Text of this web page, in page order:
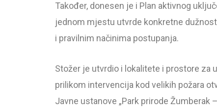
Također, donesen je i Plan aktivnog
jednom mjestu utvrde konkretne
i pravilnim načinima postupanja.
Stožer je utvrdio i lokalitete i prostore za
prilikom intervencija kod velikih požara
Javne ustanove „Park prirode Žumberak